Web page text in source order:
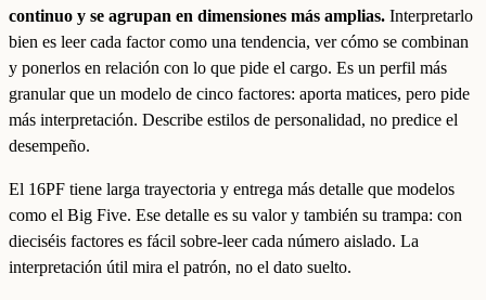
continuo y se agrupan en dimensiones más amplias. Interpretarlo
bien es leer cada factor como una tendencia, ver cómo se combinan
y ponerlos en relación con lo que pide el cargo. Es un perfil más
granular que un modelo de cinco factores: aporta matices, pero pide
más interpretación. Describe estilos de personalidad, no predice el
desempeño.
El 16PF tiene larga trayectoria y entrega más detalle que modelos
como el Big Five. Ese detalle es su valor y también su trampa: con
dieciséis factores es fácil sobre-leer cada número aislado. La
interpretación útil mira el patrón, no el dato suelto.